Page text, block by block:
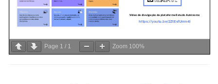
Page 1 / 1 Zoom 100%